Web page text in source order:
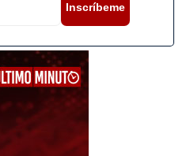
Inscríbeme